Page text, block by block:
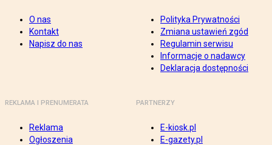
O nas
Kontakt
Napisz do nas
Polityka Prywatności
Zmiana ustawień zgód
Regulamin serwisu
Informacje o nadawcy
Deklaracja dostępności
REKLAMA I PRENUMERATA
Reklama
Ogłoszenia
PARTNERZY
E-kiosk.pl
E-gazety.pl